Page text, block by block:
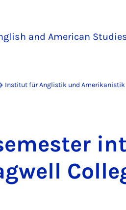
and American
Institut für Anglistik und Amerikanistik